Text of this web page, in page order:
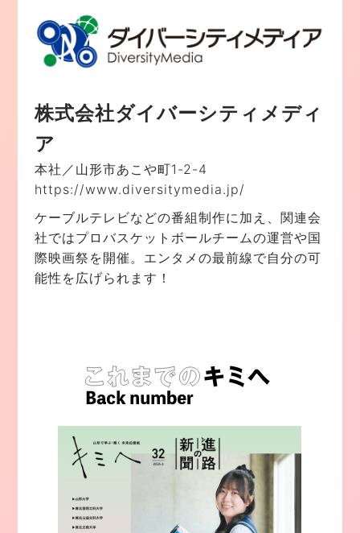
株式会社ダイバーシティメディ
ア
本社／山形市あこや町1-2-4
https://www.diversitymedia.jp/
ケーブルテレビなどの番組制作に加え、関連会
社ではプロバスケットボールチームの運営や国
際映画祭を開催。エンタメの最前線で自分の可
能性を広げられます！